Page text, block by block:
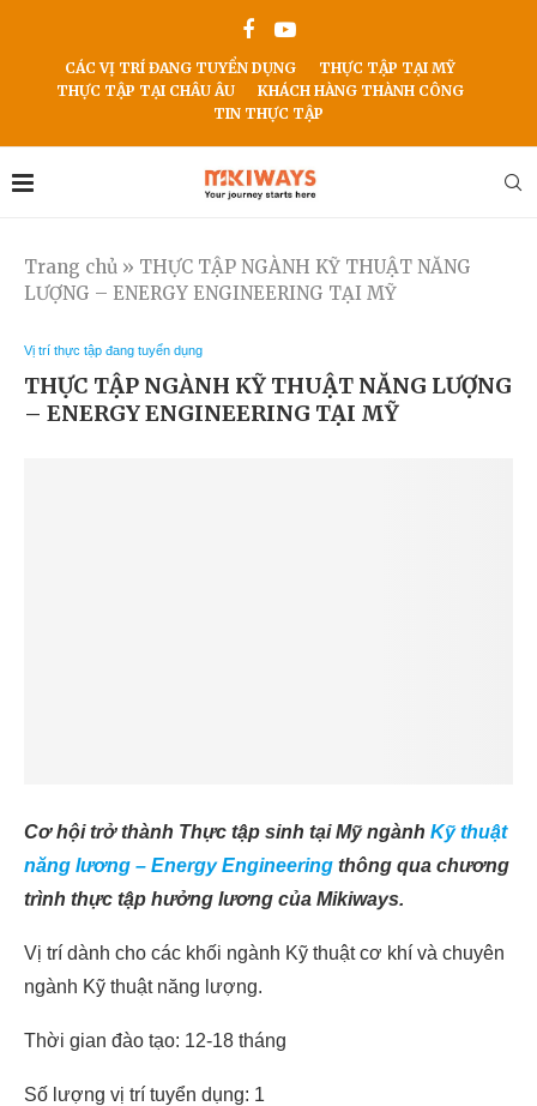
CÁC VỊ TRÍ ĐANG TUYỂN DỤNG
THỰC TẬP TẠI MỸ
THỰC TẬP TẠI CHÂU ÂU
KHÁCH HÀNG THÀNH CÔNG
TIN THỰC TẬP
Trang chủ » THỰC TẬP NGÀNH KỸ THUẬT NĂNG
LƯỢNG – ENERGY ENGINEERING TẠI MỸ
Vị trí thực tập đang tuyển dụng
THỰC TẬP NGÀNH KỸ THUẬT NĂNG LƯỢNG
– ENERGY ENGINEERING TẠI MỸ
Cơ hội trở thành Thực tập sinh tại Mỹ ngành Kỹ thuật
năng lương – Energy Engineering thông qua chương
trình thực tập hưởng lương của Mikiways.
Vị trí dành cho các khối ngành Kỹ thuật cơ khí và chuyên
ngành Kỹ thuật năng lượng.
Thời gian đào tạo: 12-18 tháng
Số lượng vị trí tuyển dụng: 1